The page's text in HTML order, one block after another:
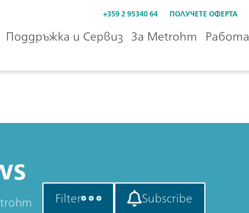
+359 2 95340 64 ПОЛУЧЕТЕ ОФЕРТА
Поддръжка и Сервиз За Metrohm Работа
Filter Subscribe